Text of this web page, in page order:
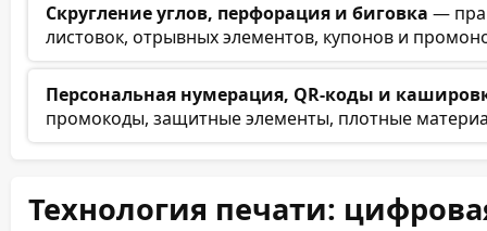
Скругление углов, перфорация и биговка —
листовок, отрывных элементов, купонов и
Персональная нумерация, QR-коды и
промокоды, защитные элементы, плотные
Технология печати: